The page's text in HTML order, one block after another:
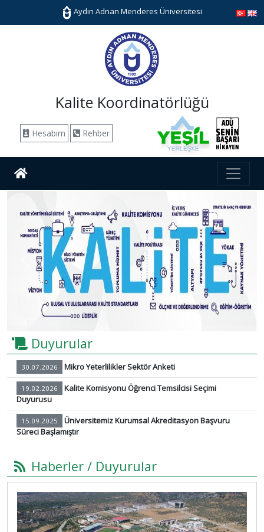
Aydın Adnan Menderes Üniversitesi
Kalite Koordinatörlüğü
Hesabım Rehber
Previous Next
Duyurular
30.07.2026 Mikro Yeterlilikler Sektör Anketi
19.02.2026
Kalite Komisyonu Öğrenci Temsilcisi Seçimi
Duyurusu
15.09.2025
Üniversitemiz Kurumsal Akreditasyon Başvuru
Süreci Başlamıştır
Haberler / Duyurular